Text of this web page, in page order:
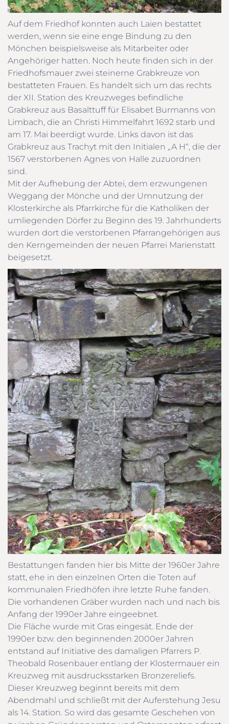
Auf dem Friedhof konnten auch Laien bestattet
werden, wenn sie eine enge Bindung zu den
Mönchen beispielsweise als Mitarbeiter oder
Angehöriger hatten. Noch heute finden sich in der
Friedhofsmauer zwei steinerne Grabkreuze von
bestatteten Frauen. Es handelt sich um das rechts
der XII. Station des Kreuzweges befindliche
Grabkreuz aus Basalttuff für Elisabet Burmanns von
Limbach, die an Christi Himmelfahrt 1692 starb und
am 17. Mai beerdigt wurde. Links davon ist das
Grabkreuz aus Trachyt mit den Initialen „A H“, die der
1567 verstorbenen Agnes von Halle zuzuordnen
sind.
Mit der Aufhebung der Abtei, dem erzwungenen
Weggang der Mönche und der Umnutzung der
Klosterkirche als Pfarrkirche für die Katholiken der
umliegenden Dörfer zu Beginn des 19. Jahrhunderts
wurden dort die verstorbenen Pfarrangehörigen aus
den Kerngemeinden der neuen Pfarrei Marienstatt
beigesetzt.
Bestattungen fanden hier bis Mitte der 1960er Jahre
statt, ehe in den einzelnen Orten die Toten auf
kommunalen Friedhöfen ihre letzte Ruhe fanden.
Die vorhandenen Gräber wurden nach und nach bis
Anfang der 1990er Jahre eingeebnet.
Die Fläche wurde mit Gras eingesät. Ende der
1990er bzw. den beginnenden 2000er Jahren
entstand auf Initiative des damaligen Pfarrers P.
Theobald Rosenbauer entlang der Klostermauer ein
Kreuzweg mit ausdrucksstarken Bronzereliefs.
Dieser Kreuzweg beginnt bereits mit dem
Abendmahl und schließt mit der Auferstehung Jesu
als 14. Station. So wird das gesamte Geschehen von